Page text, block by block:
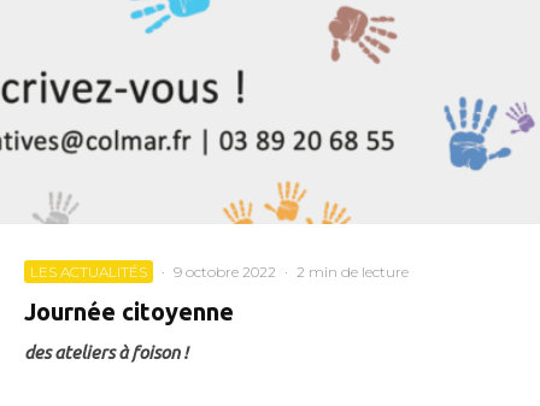
LES ACTUALITÉS · 9 octobre 2022 · 2 min de lecture
Journée citoyenne
des ateliers à foison !